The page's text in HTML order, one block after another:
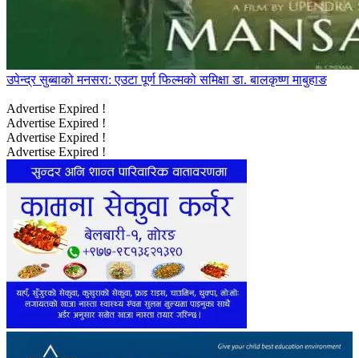
उपेन्द्र सुब्बाको मनसरा: एउटा पूर्ण फिल्मको समिक्षा डा. बालकृष्ण माबुहाङ
Advertise Expired !
Advertise Expired !
Advertise Expired !
Advertise Expired !